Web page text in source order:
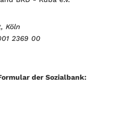
Köln
2369 00
der Sozialbank: